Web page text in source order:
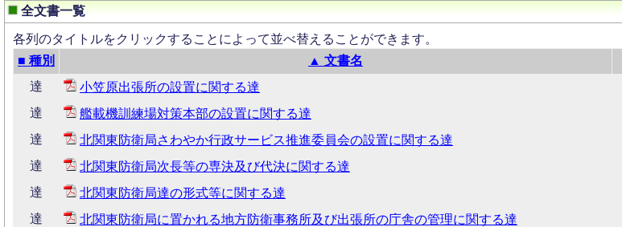
全文書一覧
各列のタイトルをクリックすることによって並べ替えることができます。
■ 種別
▲ 文書名
達
小笠原出張所の設置に関する達
達
艦載機訓練場対策本部の設置に関する達
達
北関東防衛局さわやか行政サービス推進委員会の設置に関する達
達
北関東防衛局次長等の専決及び代決に関する達
達
北関東防衛局達の形式等に関する達
達
北関東防衛局に置かれる地方防衛事務所及び出張所の庁舎の管理に関する達